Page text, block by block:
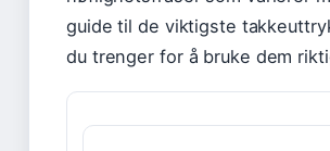
guide til de viktigste
du trenger for å bruke dem